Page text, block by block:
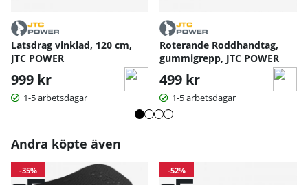
Latsdrag vinklad, 120 cm,
JTC POWER
999 kr
1-5 arbetsdagar
Roterande Roddhandtag,
gummigrepp, JTC POWER
499 kr
1-5 arbetsdagar
Andra köpte även
-35% -52%